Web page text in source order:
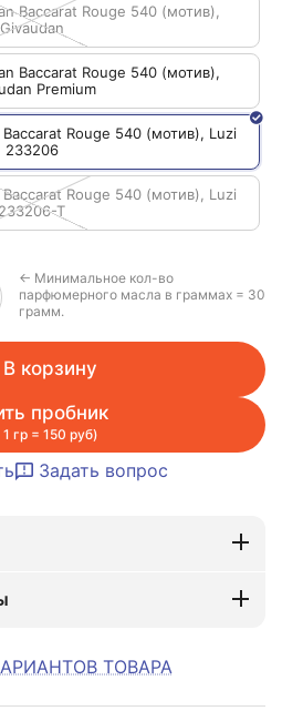
Baccarat Rouge 540 (мотив),
Givaudan
Baccarat Rouge 540 (мотив),
Premium
Rouge 540 (мотив), Luzi
233206
Rouge 540 (мотив), Luzi
233206-T
← Минимальное кол-во
парфюмерного масла в граммах = 30
грамм.
В корзину
пробник
гр = 150 руб)
Задать вопрос
ТОВАРА